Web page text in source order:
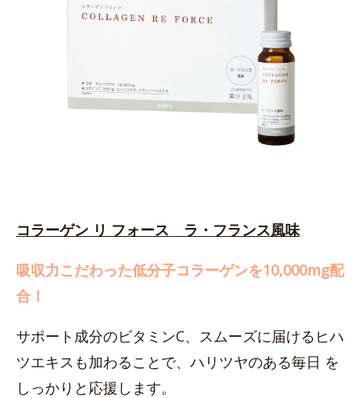
コラーゲン リ フォース ラ・フランス風味
吸収力こだわった低分子コラーゲンを10,000mg配
合！
サポート成分のビタミンC、スムーズに届けるヒハ
ツエキスも加わることで、ハリツヤのある毎日 を
しっかりと応援します。